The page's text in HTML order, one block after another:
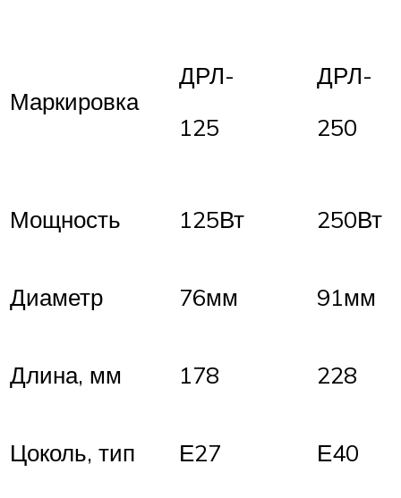
Маркировка
ДРЛ-
125
ДРЛ-
250
Мощность 125Вт 250Вт
Диаметр 76мм 91мм
Длина, мм 178 228
Цоколь, тип Е27 Е40